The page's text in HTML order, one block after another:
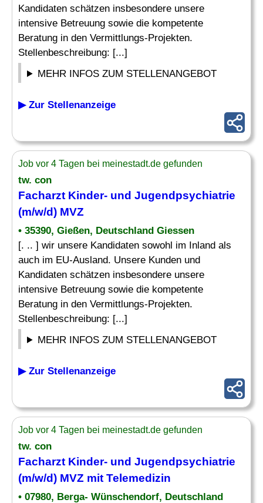
Kandidaten schätzen insbesondere unsere
intensive Betreuung sowie die kompetente
Beratung in den Vermittlungs-Projekten.
Stellenbeschreibung: [...]
MEHR INFOS ZUM STELLENANGEBOT
▶ Zur Stellenanzeige
Job vor 4 Tagen bei meinestadt.de gefunden
tw. con
Facharzt Kinder- und Jugendpsychiatrie
(m/w/d) MVZ
• 35390, Gießen, Deutschland Giessen
[. .. ] wir unsere Kandidaten sowohl im Inland als
auch im EU-Ausland. Unsere Kunden und
Kandidaten schätzen insbesondere unsere
intensive Betreuung sowie die kompetente
Beratung in den Vermittlungs-Projekten.
Stellenbeschreibung: [...]
MEHR INFOS ZUM STELLENANGEBOT
▶ Zur Stellenanzeige
Job vor 4 Tagen bei meinestadt.de gefunden
tw. con
Facharzt Kinder- und Jugendpsychiatrie
(m/w/d) MVZ mit Telemedizin
• 07980, Berga- Wünschendorf, Deutschland